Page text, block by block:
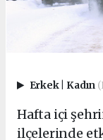
Erkek Kadın
Hafta içi
ilçelerinde